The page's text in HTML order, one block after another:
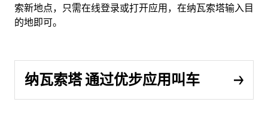
索新地点，只需在线登录或打开应用，在纳瓦索塔输入目
的地即可。
纳瓦索塔 通过优步应用叫车